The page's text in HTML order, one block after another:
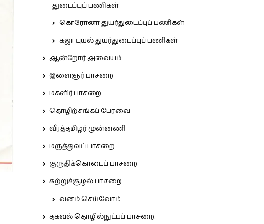
துடைப்புப் பணிகள்
கொரோனா துயர்துடைப்புப் பணிகள்
கஜா புயல் துயர்துடைப்புப் பணிகள்
ஆன்றோர் அவையம்
இளைஞர் பாசறை
மகளிர் பாசறை
தொழிற்சங்கப் பேரவை
வீரத்தமிழர் முன்னணி
மருத்துவப் பாசறை
குருதிக்கொடைப் பாசறை
சுற்றுச்சூழல் பாசறை
வனம் செய்வோம்
தகவல் தொழில்நுட்பப் பாசறை.